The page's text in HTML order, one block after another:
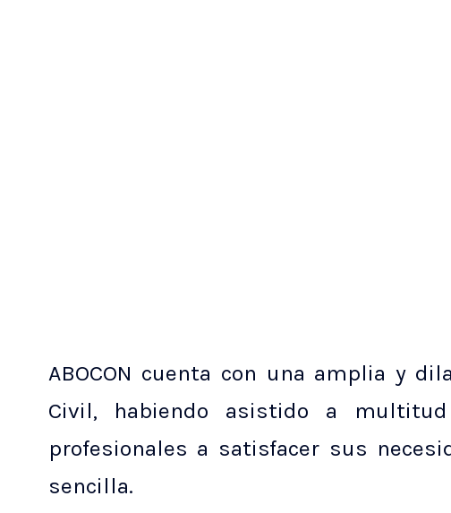
ABOCON cuenta con una amplia y
Civil, habiendo asistido a
profesionales a satisfacer sus
sencilla.